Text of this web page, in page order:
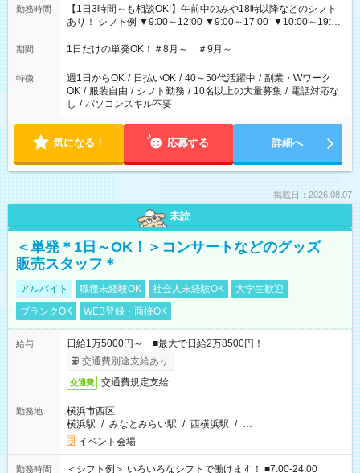
勤務時間
【1日3時間～も相談OK!】午前中のみや18時以降などのシフト
あり！ シフト例 ▼9:00～12:00 ▼9:00～17:00 ▼10:00～19:00
▼18:00～21:00
期間 1日だけの単発OK！＃8月～ ＃9月～
特徴 週1日からOK / 日払いOK / 40～50代活躍中 / 副業・Wワーク
OK / 服装自由 / シフト勤務 / 10名以上の大量募集 / 電話対応な
し / パソコンスキル不要
気になる！ 応募する 詳細へ
掲載日：2026.08.07
未読
＜単発＊1日～OK！＞コンサートなどのグッズ
販売スタッフ＊
アルバイト 職種未経験OK 社会人未経験OK
大学生歓迎
ブランクOK
WEB登録・面接OK
給与
日給1万5000円～ ■最大で日給2万8500円！
交通費別途支給あり
交通費 交通費規定支給
勤務地
横浜市西区
横浜駅 / みなとみらい駅 / 西横浜駅 / …
イベント会場
勤務時間
＜シフト例＞ いろいろなシフトで働けます！ ■7:00-24:00